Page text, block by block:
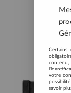
Certains
contenu,
votre
savoir